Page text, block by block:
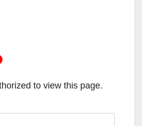
to view this page.